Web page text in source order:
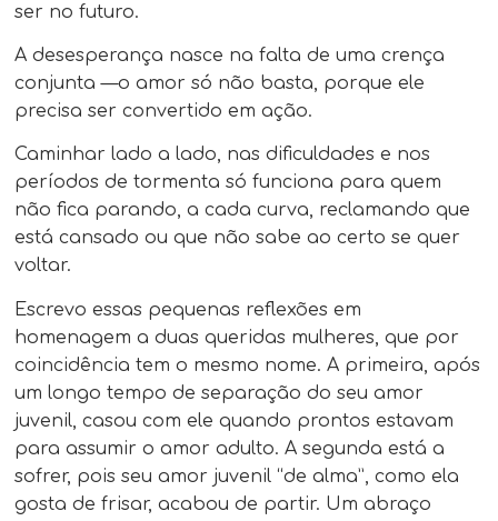
ser no futuro.
A desesperança nasce na falta de uma crença
conjunta —o amor só não basta, porque ele
precisa ser convertido em ação.
Caminhar lado a lado, nas dificuldades e nos
períodos de tormenta só funciona para quem
não fica parando, a cada curva, reclamando que
está cansado ou que não sabe ao certo se quer
voltar.
Escrevo essas pequenas reflexões em
homenagem a duas queridas mulheres, que por
coincidência tem o mesmo nome. A primeira, após
um longo tempo de separação do seu amor
juvenil, casou com ele quando prontos estavam
para assumir o amor adulto. A segunda está a
sofrer, pois seu amor juvenil “de alma”, como ela
gosta de frisar, acabou de partir. Um abraço